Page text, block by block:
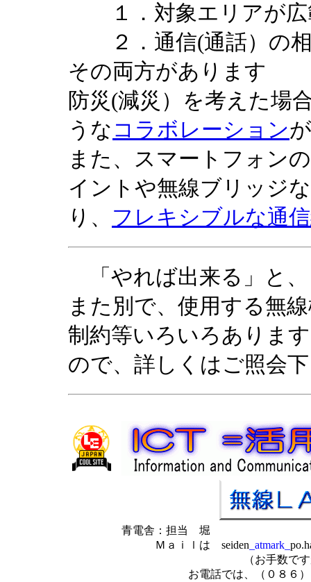
１．対象エリアが広
２．通信(通話）の相
その両方があります
防災(減災）を考えた場
うな コラボレーション
また、スマートフォン
イントや無線ブリッジ
り、 フレキシブルな通
「やれば出来る」と
また別で、使用する無
制約等いろいろありま
ので、詳しくはご照会
青電舎：担当 堀
Ｍａｉｌは seiden _atmark_
（お手数ですが
お電話では、（０８６）２